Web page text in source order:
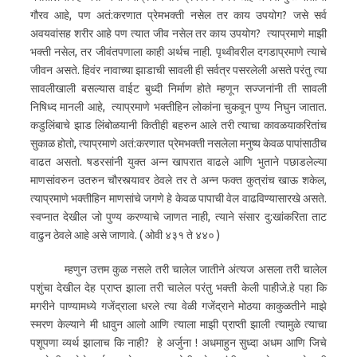
गौरव आहे, पण अतं:करणात प्रेमभक्ती नसेल तर काय उपयोग? जसे सर्व
अवयवांसह शरीर आहे पण त्यात जीव नसेल तर काय उपयोग? त्याप्रमाणे माझी
भक्ती नसेल, तर जीवंतपणाला काही अर्थच नाही. पृथ्वीवरील दगडाप्रमाणे त्याचे
जीवन असते. हिवंर नावाच्या झाडाची सावली ही सर्वत्र पसरलेली असते परंतु त्या
सावलीखाली बसल्यास वाईट बुध्दी निर्माण होते म्हणून सज्जनांनी ती सावली
निषिध्द मानली आहे, त्याप्रमाणे भक्तीहिन लोकांना चुकवून पुण्य निघुन जातात.
कडुलिंबाचे झाड लिंबोळयानी कितीही बहरुन आले तरी त्याचा कावळयाकरितांच
सुकाळ होतो, त्याप्रमाणे अतं:करणात प्रेमभक्ती नसलेला मनुष्य केवळ पापांसाठीच
वाढत असतो. षडरसांनी युक्त अन्न खापरात वाढले आणि भुताने पछाडलेल्या
माणसांवरुन उतरुन चौरस्त्यावर ठेवले तर ते अन्न फक्त कुत्रांच खाऊ शकेल,
त्याप्रमाणे भक्तीहिन माणसांचे जगणे हे केवळ पापाची वेल वाढविण्यासारखे असते.
स्वप्नात देखील जो पुण्य करण्याचे जाणत नाही, त्याने संसार दु:खांकरिता ताट
वाढुन ठेवले आहे असे जाणावे. ( ओवी ४३१ ते ४४० )
म्हणुन उत्तम कुळ नसले तरी चालेल जातीने अंत्यज असला तरी चालेल
पशुंचा देखील देह प्राप्त झाला तरी चालेल परंतु भक्ती केली पाहीजे.हे पहा कि
मगरीने पाण्यामध्ये गजेंद्राला धरले त्या वेळी गजेंद्राने मोठया काकुळतीने माझे
स्मरण केल्याने मी धावुन आलो आणि त्याला माझी प्राप्ती झाली त्यामुळे त्याचा
पशूपणा व्यर्थ झालाच कि नाही? हे अर्जुना ! अधमाहुन सुध्दा अधम आणि जिचे